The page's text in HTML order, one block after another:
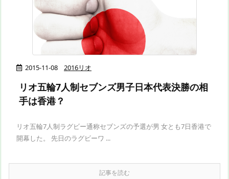
2015-11-08 2016リオ
リオ五輪7人制セブンズ男子日本代表決勝の相
手は香港？
リオ五輪7人制ラグビー通称セブンズの予選が男 女とも7日香港で
開幕した。 先日のラグビーワ ...
記事を読む